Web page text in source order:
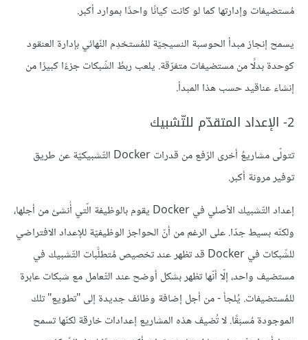
مُستضيفات وإدارتها كما لو كانت كيانًا واحدًا بموارد أكبر.
يسمح إنجاز مبدأ الحوسبة النسيجيّة للمُستخدِم النّهائي بإدارة العنقود
كوحدة بدلًا من مستضيفات متفرّقة. يلعب ربطُ الشّبكات جزءًا كبيرًا من
إنشاء عناقيد حسب هذا المبدأ.
2- الإعداد المتقدّم للتّشبيك
تتولّى مشاريعُ أخرى الرّفع من قدرات Docker التّشبيكيّة عن طريق
توفير مرونة أكبر.
إعداد التّشبيك الأصلي في Docker يقوم بالوظيفة الّتي أُنشئ من أجلها،
ولكنّه بسيط جدّا. على الرغم من أنّ الحواجز الوظيفيّة للإعداد الافتراضي
للشّبكات في Docker قد تظهر عند تخصيص مُتطلَّبات التّشبيك في
مستضيف واحد، إلّا أنّها تظهر بشكل أوضح عند التّعامل مع شبكات عابرة
للمُستضيفات. يُلجأ - من أجل إضافة وظائف جديدة إلى "تطويع" تلك
الموجودة مُسبَقًا. لا تُضيف هذه المشاريع إعدادات خارقة لكنّها تسمح